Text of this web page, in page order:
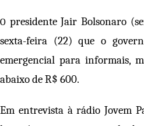
O presidente Jair Bolsonaro
sexta-feira (22) que o
emergencial para informais,
abaixo de R$ 600.
Em entrevista à rádio Jovem